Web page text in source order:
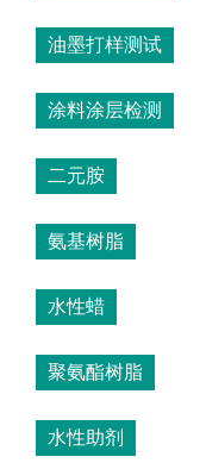
油墨打样测试
涂料涂层检测
二元胺
氨基树脂
水性蜡
聚氨酯树脂
水性助剂